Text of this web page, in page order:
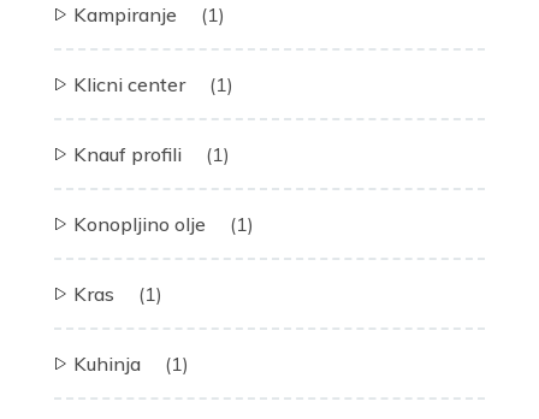
Kampiranje (1)
Klicni center (1)
Knauf profili (1)
Konopljino olje (1)
Kras (1)
Kuhinja (1)